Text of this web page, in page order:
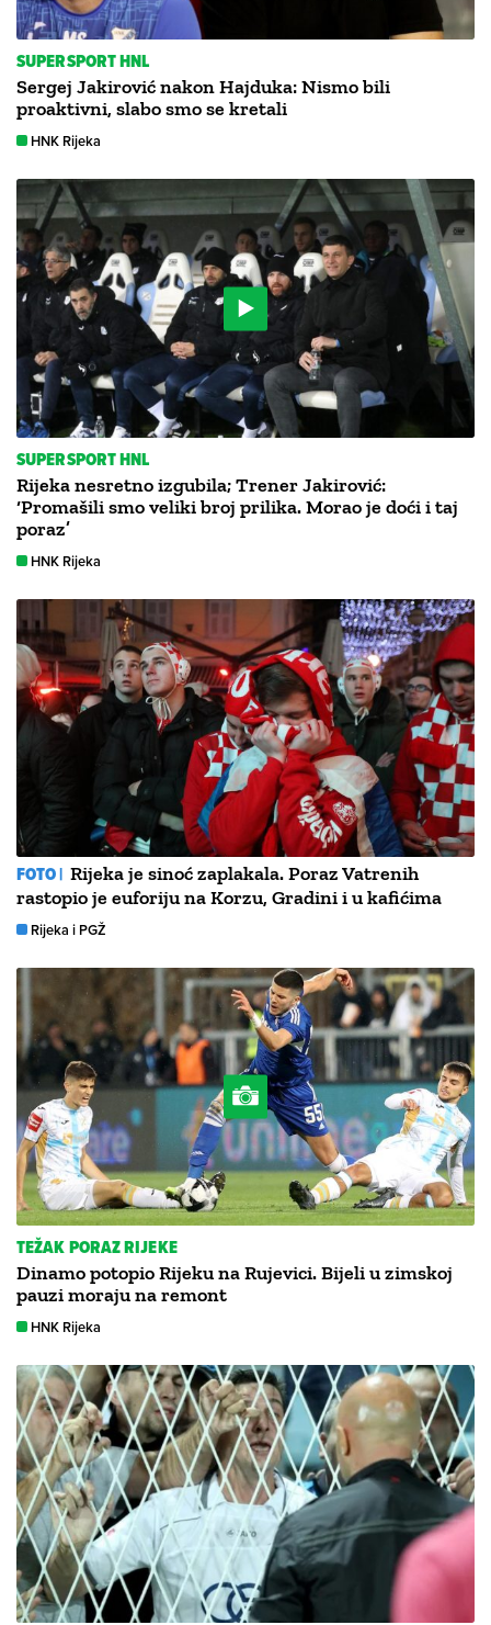
SUPERSPORT HNL
Sergej Jakirović nakon Hajduka: Nismo bili
proaktivni, slabo smo se kretali
HNK Rijeka
SUPERSPORT HNL
Rijeka nesretno izgubila; Trener Jakirović:
‘Promašili smo veliki broj prilika. Morao je doći i taj
poraz’
HNK Rijeka
FOTO | Rijeka je sinoć zaplakala. Poraz Vatrenih
rastopio je euforiju na Korzu, Gradini i u kafićima
Rijeka i PGŽ
TEŽAK PORAZ RIJEKE
Dinamo potopio Rijeku na Rujevici. Bijeli u zimskoj
pauzi moraju na remont
HNK Rijeka